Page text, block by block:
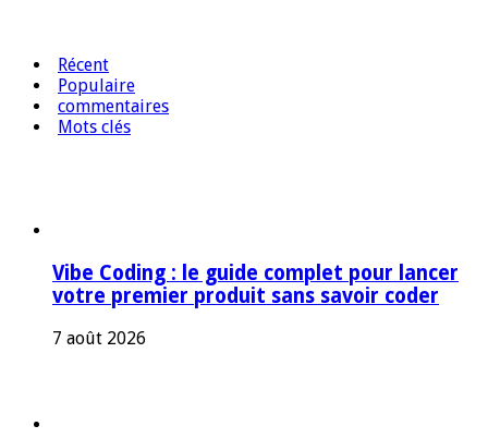
Récent
Populaire
commentaires
Mots clés
Vibe Coding : le guide complet pour lancer
votre premier produit sans savoir coder
7 août 2026